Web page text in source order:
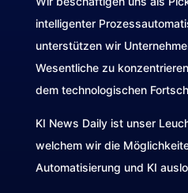
intelligenter
unterstützen wir
Wesentliche zu
dem technologischen
KI News Daily ist unser
welchem wir die
Automatisierung und KI